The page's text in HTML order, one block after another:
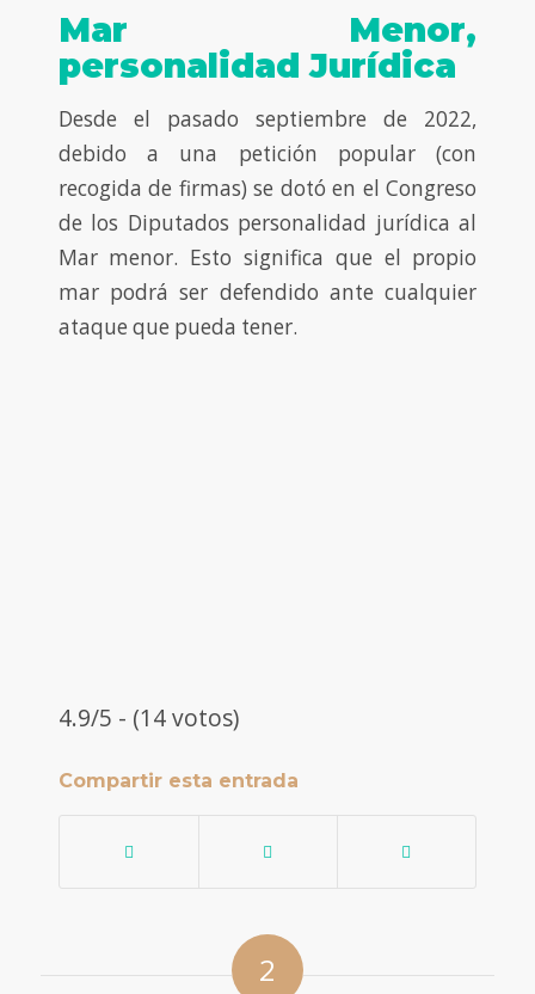
Mar Menor,
personalidad Jurídica
Desde el pasado septiembre de 2022,
debido a una petición popular (con
recogida de firmas) se dotó en el Congreso
de los Diputados personalidad jurídica al
Mar menor. Esto significa que el propio
mar podrá ser defendido ante cualquier
ataque que pueda tener.
4.9/5 - (14 votos)
Compartir esta entrada
2